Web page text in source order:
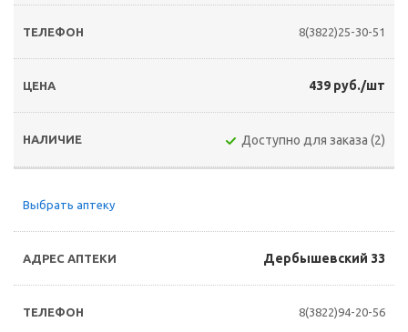
8(3822)25-30-51
439 руб./шт
Доступно для заказа (2)
Выбрать аптеку
Дербышевский 33
8(3822)94-20-56